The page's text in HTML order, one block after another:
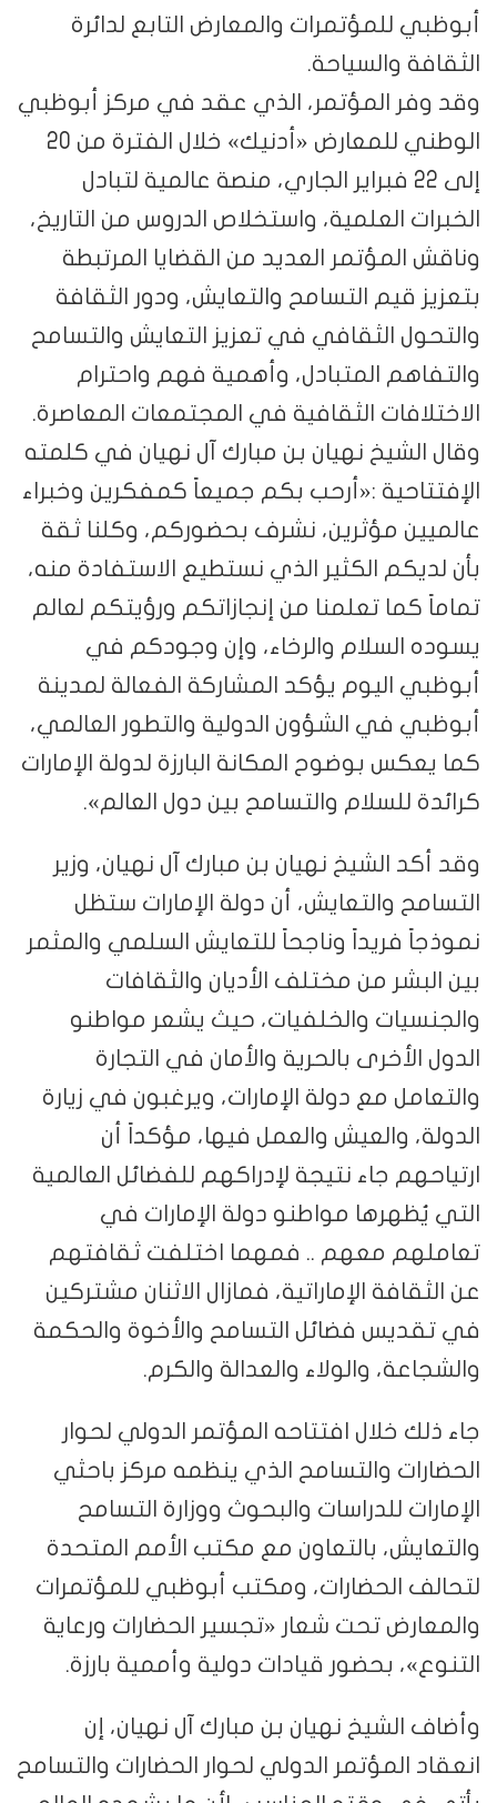
أبوظبي للمؤتمرات والمعارض التابع لدائرة
الثقافة والسياحة.
وقد وفر المؤتمر، الذي عقد في مركز أبوظبي
الوطني للمعارض «أدنيك» خلال الفترة من 20
إلى 22 فبراير الجاري، منصة عالمية لتبادل
الخبرات العلمية، واستخلاص الدروس من التاريخ،
وناقش المؤتمر العديد من القضايا المرتبطة
بتعزيز قيم التسامح والتعايش، ودور الثقافة
والتحول الثقافي في تعزيز التعايش والتسامح
والتفاهم المتبادل، وأهمية فهم واحترام
الاختلافات الثقافية في المجتمعات المعاصرة.
وقال الشيخ نهيان بن مبارك آل نهيان في كلمته
الإفتتاحية :«أرحب بكم جميعاً كمفكرين وخبراء
عالميين مؤثرين، نشرف بحضوركم، وكلنا ثقة
بأن لديكم الكثير الذي نستطيع الاستفادة منه،
تماماً كما تعلمنا من إنجازاتكم ورؤيتكم لعالم
يسوده السلام والرخاء، وإن وجودكم في
أبوظبي اليوم يؤكد المشاركة الفعالة لمدينة
أبوظبي في الشؤون الدولية والتطور العالمي،
كما يعكس بوضوح المكانة البارزة لدولة الإمارات
كرائدة للسلام والتسامح بين دول العالم».
وقد أكد الشيخ نهيان بن مبارك آل نهيان، وزير
التسامح والتعايش، أن دولة الإمارات ستظل
نموذجاً فريداً وناجحاً للتعايش السلمي والمثمر
بين البشر من مختلف الأديان والثقافات
والجنسيات والخلفيات، حيث يشعر مواطنو
الدول الأخرى بالحرية والأمان في التجارة
والتعامل مع دولة الإمارات، ويرغبون في زيارة
الدولة، والعيش والعمل فيها، مؤكداً أن
ارتياحهم جاء نتيجة لإدراكهم للفضائل العالمية
التي يُظهرها مواطنو دولة الإمارات في
تعاملهم معهم .. فمهما اختلفت ثقافتهم
عن الثقافة الإماراتية، فمازال الاثنان مشتركين
في تقديس فضائل التسامح والأخوة والحكمة
والشجاعة، والولاء والعدالة والكرم.
جاء ذلك خلال افتتاحه المؤتمر الدولي لحوار
الحضارات والتسامح الذي ينظمه مركز باحثي
الإمارات للدراسات والبحوث ووزارة التسامح
والتعايش، بالتعاون مع مكتب الأمم المتحدة
لتحالف الحضارات، ومكتب أبوظبي للمؤتمرات
والمعارض تحت شعار «تجسير الحضارات ورعاية
التنوع»، بحضور قيادات دولية وأممية بارزة.
وأضاف الشيخ نهيان بن مبارك آل نهيان، إن
انعقاد المؤتمر الدولي لحوار الحضارات والتسامح